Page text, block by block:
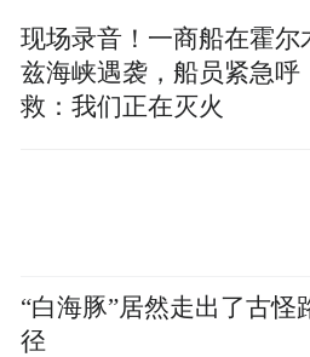
戏剧文明、舞台文化会
势。(完)
现场录音！一商船在霍尔
兹海峡遇袭，船员紧急呼
救：我们正在灭火
“白海豚”居然走出了古怪
径